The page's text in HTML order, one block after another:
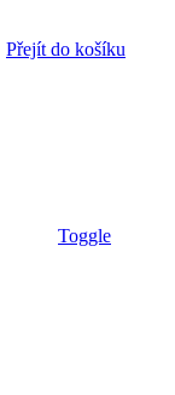
Přejít do košíku
Toggle